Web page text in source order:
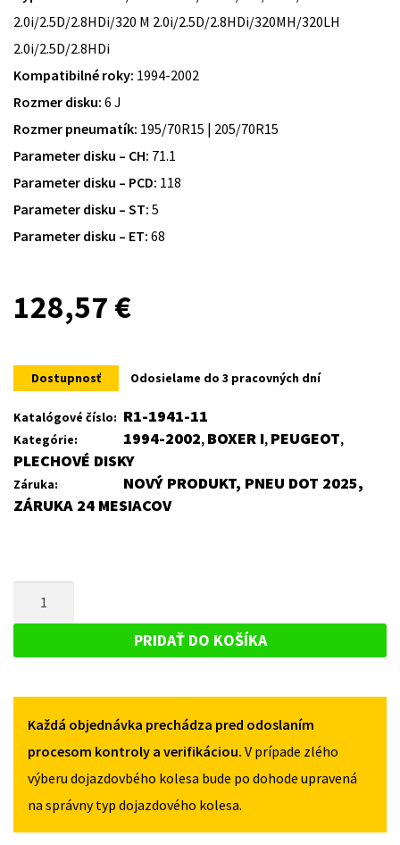
2.0i/2.5D/2.8HDi/320 M 2.0i/2.5D/2.8HDi/320MH/320LH
2.0i/2.5D/2.8HDi
Kompatibilné roky: 1994-2002
Rozmer disku: 6 J
Rozmer pneumatík: 195/70R15 | 205/70R15
Parameter disku – CH: 71.1
Parameter disku – PCD: 118
Parameter disku – ST: 5
Parameter disku – ET: 68
128,57 €
Dostupnosť Odosielame do 3 pracovných dní
Katalógové číslo: R1-1941-11
Kategórie: 1994-2002, BOXER I, PEUGEOT,
PLECHOVÉ DISKY
Záruka:
NOVÝ PRODUKT, PNEU DOT 2025,
ZÁRUKA 24 MESIACOV
PRE
1994-
2002
PRIDAŤ DO KOŠÍKA
Každá objednávka prechádza pred odoslaním
procesom kontroly a verifikáciou. V prípade zlého
výberu dojazdovbého kolesa bude po dohode upravená
na správny typ dojazdového kolesa.